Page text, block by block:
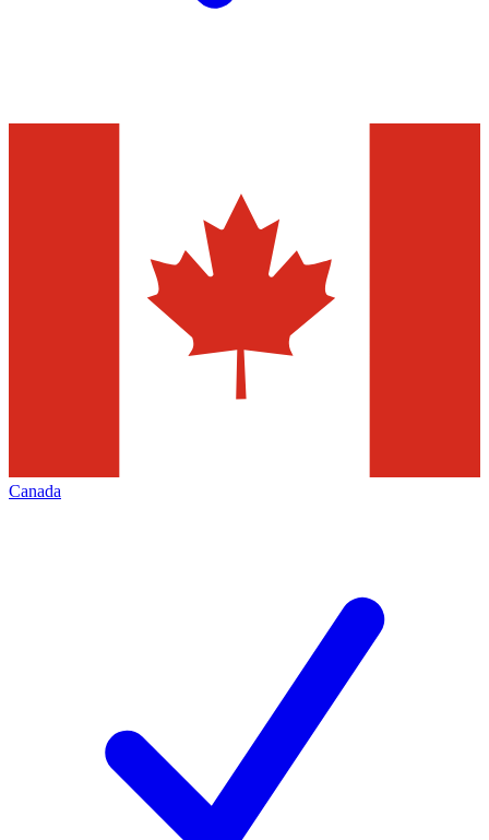
Canada